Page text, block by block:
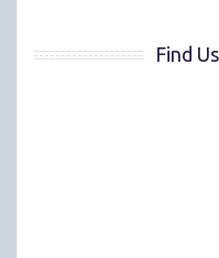
Find